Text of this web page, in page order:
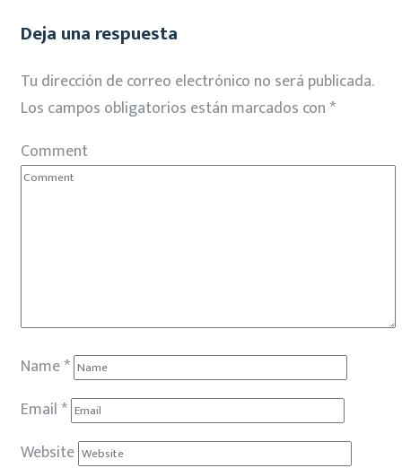
Deja una respuesta
Tu dirección de correo electrónico no será publicada.
Los campos obligatorios están marcados con *
Comment
Name*
Email *
Website